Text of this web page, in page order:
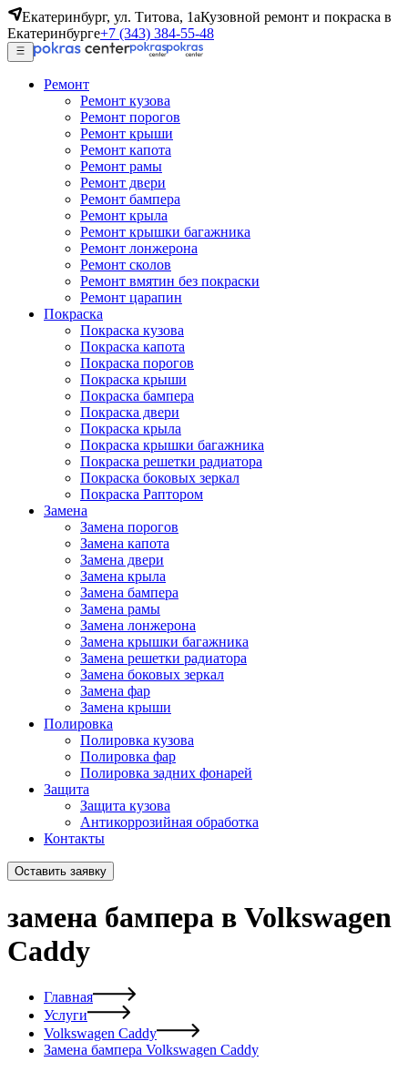
Екатеринбург, ул. Титова, 1аКузовной ремонт и покраска в
Екатеринбурге+7 (343) 384-55-48
Ремонт
Ремонт кузова
Ремонт порогов
Ремонт крыши
Ремонт капота
Ремонт рамы
Ремонт двери
Ремонт бампера
Ремонт крыла
Ремонт крышки багажника
Ремонт лонжерона
Ремонт сколов
Ремонт вмятин без покраски
Ремонт царапин
Покраска
Покраска кузова
Покраска капота
Покраска порогов
Покраска крыши
Покраска бампера
Покраска двери
Покраска крыла
Покраска крышки багажника
Покраска решетки радиатора
Покраска боковых зеркал
Покраска Раптором
Замена
Замена порогов
Замена капота
Замена двери
Замена крыла
Замена бампера
Замена рамы
Замена лонжерона
Замена крышки багажника
Замена решетки радиатора
Замена боковых зеркал
Замена фар
Замена крыши
Полировка
Полировка кузова
Полировка фар
Полировка задних фонарей
Защита
Защита кузова
Антикоррозийная обработка
Контакты
Оставить заявку
замена бампера в Volkswagen
Caddy
Главная
Услуги
Volkswagen Caddy
Замена бампера Volkswagen Caddy